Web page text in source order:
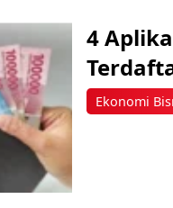
Ekonomi
4